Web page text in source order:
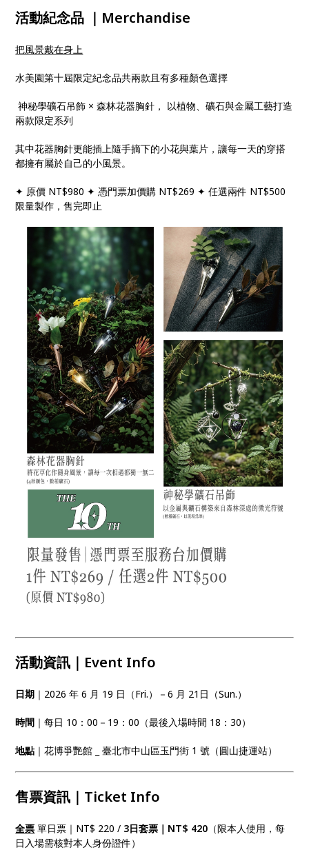
活動紀念品 ｜Merchandise
把風景戴在身上
水美園第十屆限定紀念品共兩款且有多種顏色選擇
神秘學礦石吊飾 × 森林花器胸針， 以植物、礦石與金屬工藝打造
兩款限定系列
其中花器胸針更能插上隨手摘下的小花與葉片，讓每一天的穿搭
都擁有屬於自己的小風景。
✦ 原價 NT$980 ✦ 憑門票加價購 NT$269 ✦ 任選兩件 NT$500
限量製作，售完即止
活動資訊｜Event Info
日期 ｜2026 年 6 月 19 日（Fri.）－6 月 21日（Sun.）
時間 ｜每日 10：00－19：00（最後入場時間 18：30）
地點｜花博爭艷館 _ 臺北市中山區玉門街 1 號（圓山捷運站）
售票資訊｜Ticket Info
全票 單日票｜NT$ 220 / 3日套票｜NT$ 420 （限本人使用，每
日入場需核對本人身份證件）